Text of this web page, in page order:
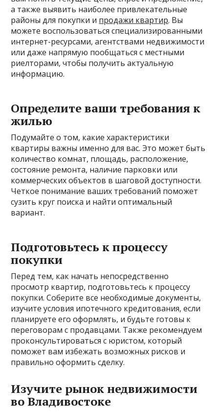
а также выявить наиболее привлекательные
районы для покупки и продажи квартир. Вы
можете воспользоваться специализированными
интернет-ресурсами, агентствами недвижимости
или даже напрямую пообщаться с местными
риелторами, чтобы получить актуальную
информацию.
Определите ваши требования к
жилью
Подумайте о том, какие характеристики
квартиры важны именно для вас. Это может быть
количество комнат, площадь, расположение,
состояние ремонта, наличие парковки или
коммерческих объектов в шаговой доступности.
Четкое понимание ваших требований поможет
сузить круг поиска и найти оптимальный
вариант.
Подготовьтесь к процессу
покупки
Перед тем, как начать непосредственно
просмотр квартир, подготовьтесь к процессу
покупки. Соберите все необходимые документы,
изучите условия ипотечного кредитования, если
планируете его оформлять, и будьте готовы к
переговорам с продавцами. Также рекомендуем
проконсультироваться с юристом, который
поможет вам избежать возможных рисков и
правильно оформить сделку.
Изучите рынок недвижимости
во Владивостоке